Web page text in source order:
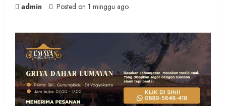
admin Posted on 1 minggu ago